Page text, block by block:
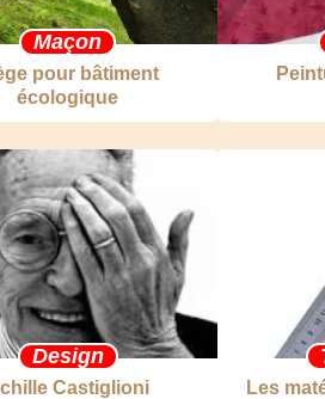
Maçon
pour bâtiment
écologique
Design
Castiglioni
Les